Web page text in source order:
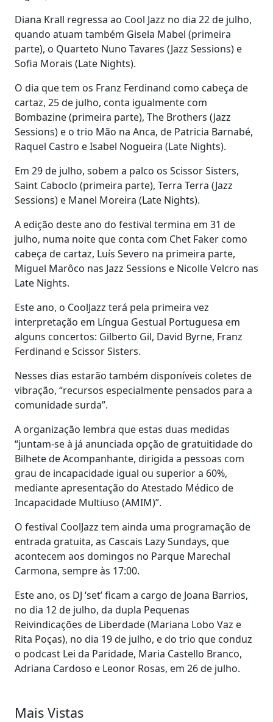
Diana Krall regressa ao Cool Jazz no dia 22 de julho,
quando atuam também Gisela Mabel (primeira
parte), o Quarteto Nuno Tavares (Jazz Sessions) e
Sofia Morais (Late Nights).
O dia que tem os Franz Ferdinand como cabeça de
cartaz, 25 de julho, conta igualmente com
Bombazine (primeira parte), The Brothers (Jazz
Sessions) e o trio Mão na Anca, de Patricia Barnabé,
Raquel Castro e Isabel Nogueira (Late Nights).
Em 29 de julho, sobem a palco os Scissor Sisters,
Saint Caboclo (primeira parte), Terra Terra (Jazz
Sessions) e Manel Moreira (Late Nights).
A edição deste ano do festival termina em 31 de
julho, numa noite que conta com Chet Faker como
cabeça de cartaz, Luís Severo na primeira parte,
Miguel Marôco nas Jazz Sessions e Nicolle Velcro nas
Late Nights.
Este ano, o CoolJazz terá pela primeira vez
interpretação em Língua Gestual Portuguesa em
alguns concertos: Gilberto Gil, David Byrne, Franz
Ferdinand e Scissor Sisters.
Nesses dias estarão também disponíveis coletes de
vibração, “recursos especialmente pensados para a
comunidade surda”.
A organização lembra que estas duas medidas
“juntam-se à já anunciada opção de gratuitidade do
Bilhete de Acompanhante, dirigida a pessoas com
grau de incapacidade igual ou superior a 60%,
mediante apresentação do Atestado Médico de
Incapacidade Multiuso (AMIM)”.
O festival CoolJazz tem ainda uma programação de
entrada gratuita, as Cascais Lazy Sundays, que
acontecem aos domingos no Parque Marechal
Carmona, sempre às 17:00.
Este ano, os DJ ‘set’ ficam a cargo de Joana Barrios,
no dia 12 de julho, da dupla Pequenas
Reivindicações de Liberdade (Mariana Lobo Vaz e
Rita Poças), no dia 19 de julho, e do trio que conduz
o podcast Lei da Paridade, Maria Castello Branco,
Adriana Cardoso e Leonor Rosas, em 26 de julho.
Mais Vistas